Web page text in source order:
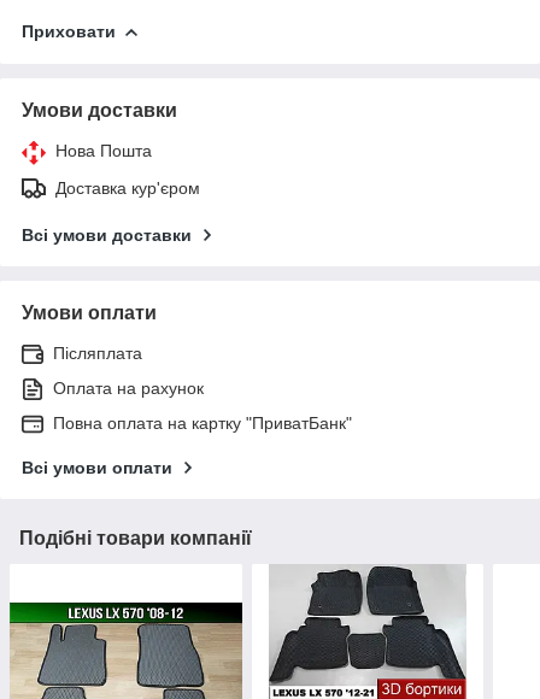
Приховати
Умови доставки
Нова Пошта
Доставка кур'єром
Всі умови доставки
Умови оплати
Післяплата
Оплата на рахунок
Повна оплата на картку "ПриватБанк"
Всі умови оплати
Подібні товари компанії